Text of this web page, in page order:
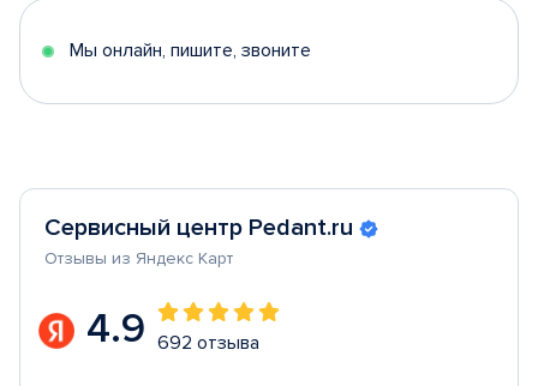
5
Мы онлайн, пишите, звоните
Сервисный центр Pedant.ru
Отзывы из Яндекс Карт
4.9 692 отзыва